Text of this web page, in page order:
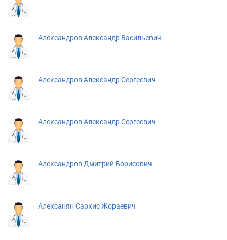
Александров Александр Васильевич
Александров Александр Сергеевич
Александров Александр Сергеевич
Александров Дмитрий Борисович
Алексанян Саркис Жораевич